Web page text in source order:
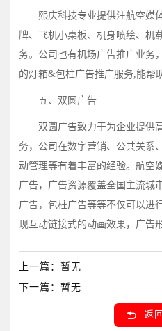
熙庆科技专业提供注航空媒
牌、飞机小桌板、机身喷绘、机
务。公司也有机场广告推广业务
的灯箱&包柱广告推广服务,能帮
五、双圆广告
双圆广告致力于为企业提供
务，公司在数字营销、公共关系
动管理等有着丰富的经验。航空
广告，广告资源覆盖全国主流城
广告，包柱广告等等不仅可以进
现互动链接式的动画效果，广告
上一篇： 暂无
下一篇： 暂无
返